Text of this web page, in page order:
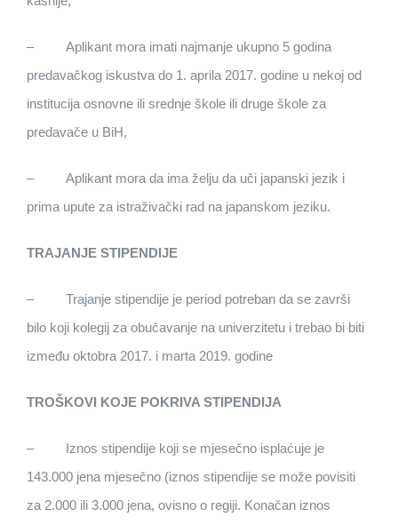
– Aplikant mora imati najmanje ukupno 5 godina
predavačkog iskustva do 1. aprila 2017. godine u nekoj od
institucija osnovne ili srednje škole ili druge škole za
predavače u BiH,
– Aplikant mora da ima želju da uči japanski jezik i
prima upute za istraživački rad na japanskom jeziku.
TRAJANJE STIPENDIJE
– Trajanje stipendije je period potreban da se završi
bilo koji kolegij za obučavanje na univerzitetu i trebao bi biti
između oktobra 2017. i marta 2019. godine
TROŠKOVI KOJE POKRIVA STIPENDIJA
– Iznos stipendije koji se mjesečno isplaćuje je
143.000 jena mjesečno (iznos stipendije se može povisiti
za 2.000 ili 3.000 jena, ovisno o regiji. Konačan iznos